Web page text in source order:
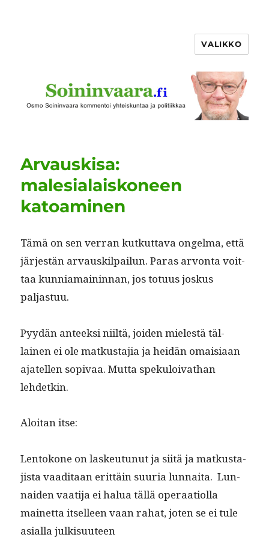
VALIKKO
Arvauskisa:
malesialaiskoneen
katoaminen
Tämä on sen ver­ran kutkut­ta­va ongel­ma, että
jär­jestän arvauskil­pailun. Paras arvon­ta voit­
taa kun­nia­main­in­nan, jos totu­us joskus
paljastuu.
Pyy­dän anteek­si niiltä, joiden mielestä täl­
lainen ei ole matkus­ta­jia ja hei­dän omaisi­aan
ajatellen sopi­vaa. Mut­ta speku­loi­vathan
lehdetkin.
Aloi­tan itse:
Lentokone on laskeu­tunut ja siitä ja matkus­ta­
jista vaa­di­taan erit­täin suuria lun­nai­ta. Lun­
naiden vaati­ja ei halua täl­lä oper­aa­ti­ol­la
mainet­ta itselleen vaan rahat, joten se ei tule
asial­la julkisuuteen